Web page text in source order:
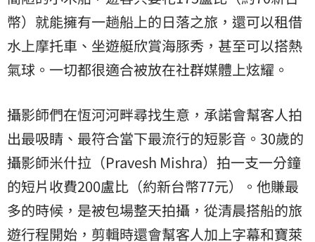
幣）就能擁有一趟船上的日落之旅，還可以租借
水上摩托車、坐遊艇欣賞海豚秀，甚至可以搭熱
氣球。一切都很適合被放在社群媒體上炫耀。
攝影師們在恆河河畔尋找生意，承諾會幫客人拍
出最吸睛、最符合當下最流行的短影音。30歲的
攝影師米什拉（Pravesh Mishra）拍一支一分鐘
的短片收費200盧比（約新台幣77元）。他賺最
多的時候，是被包場整天拍攝，從清晨搭船的旅
遊行程開始，剪輯時還會幫客人加上字幕和寶萊